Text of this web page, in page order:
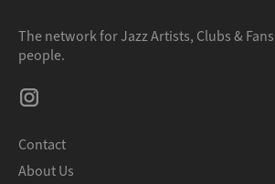
The network for Jazz Artists, Clubs &
people.
Contact
About Us